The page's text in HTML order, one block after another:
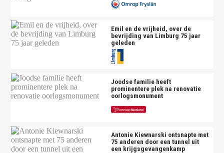
Emil en de vrijheid, over de
bevrijding van Limburg 75 jaar
geleden
Joodse familie heeft
prominentere plek na renovatie
oorlogsmonument
Antonie Kiewnarski ontsnapte met
75 anderen door een tunnel uit
een krijgsgevangenkamp